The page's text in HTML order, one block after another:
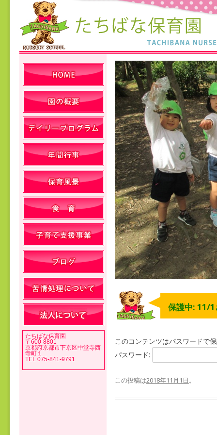
保護中: 11/1
このコンテンツはパスワードで
パスワード:
この投稿は2018年11月1日。
たちばな保育園
〒600-8801
京都府京都市下京区中堂寺西
寺町１
TEL 075-841-9791